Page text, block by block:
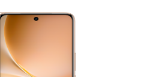
Yemen(AR) | حدد البلد/المنطقة